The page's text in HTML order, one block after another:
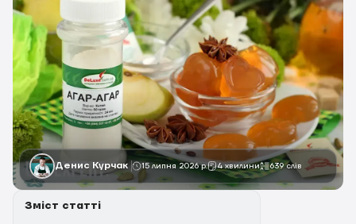
Денис Курчак 15 липня 2026 р. 4 хвилини 639 слів
Зміст статті